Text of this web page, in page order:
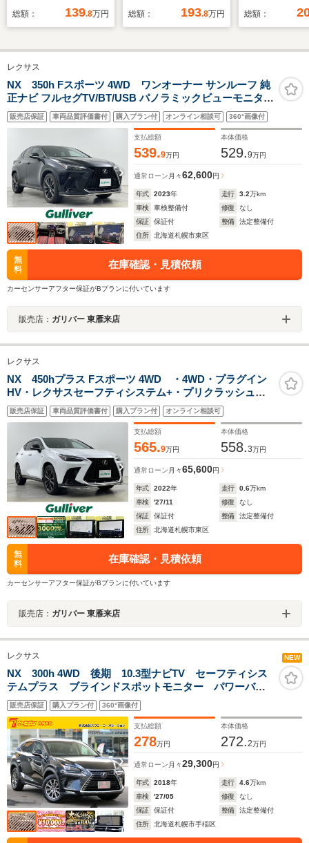
純正ナビ アラウンド
ETC 電動パーキン
グ プロパイロット
オートホールド エマ
ージェンシーブレー
キ クリアランスソナ
ー インテリキー ア
イドリングストップ
総額： 139.8万円
SDナビ/衝突安全装置/
ム/シート ハーフレザ
HID/USBジャッ
ク/Bluetooth接
続/ETC
総額： 193.8万円
ル
BT USB 純
着 D席Pシ
動防眩ミラー
コ ステリモ
ハイビーム
総額：
レクサス
NX 350h Fスポーツ 4WD ワンオーナー サンルーフ 純
正ナビ フルセグTV/BT/USB パノラミックビューモニター
赤革レザーシート パワーシート/シートヒーター/エアーシ
ート ステアリングヒーター 電動リアゲート
販売店保証 車両品質評価書付 購入プラン付 オンライン相談可 360°画像付
支払総額
539.9万円
本体価格
529.9万円
通常ローン 月々62,600円
年式 2023年 走行 3.2万km
車検
車検整備付 修復
なし
保証
保証付 整備
法定整備付
住所
北海道札幌市東区
無
料
在庫確認・見積依頼
カーセンサーアフター保証がBプランに付いています
販売店： ガリバー 東雁来店
レクサス
NX 450hプラス Fスポーツ 4WD ・4WD・プラグイン
HV・レクサスセーフティシステム+・プリクラッシュセ
ーフティ・アクティブクルーズコントロール・ロードサ
インアシスト・クリアランスソナー・全周囲カメラ・ム
販売店保証 車両品質評価書付 購入プラン付 オンライン相談可
支払総額
565.9万円
本体価格
558.3万円
通常ローン 月々65,600円
年式 2022年 走行 0.6万km
車検
'27/11 修復
なし
保証
保証付 整備
法定整備付
住所
北海道札幌市東区
無
料
在庫確認・見積依頼
カーセンサーアフター保証がBプランに付いています
販売店： ガリバー 東雁来店
レクサス NEW
NX 300h 4WD 後期 10.3型ナビTV セーフティシス
テムプラス ブラインドスポットモニター パワーバッ
クドア レーダークルーズコントロール ステアリング
ヒーター パワーシート パドルシフト ステアリング
スイッチ
販売店保証 購入プラン付 360°画像付
支払総額
278万円
本体価格
272.2万円
通常ローン 月々29,300円
年式 2018年 走行 4.6万km
車検
'27/05 修復
なし
保証
保証付 整備
法定整備付
住所
北海道札幌市手稲区